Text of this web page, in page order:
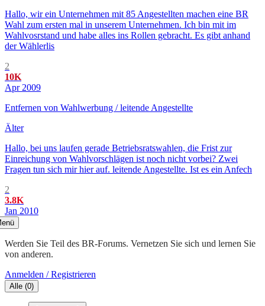
Hallo, wir ein Unternehmen mit 85 Angestellten machen eine BR
Wahl zum ersten mal in unserem Unternehmen. Ich bin mit im
Wahlvosrstand und habe alles ins Rollen gebracht. Es gibt anhand
der Wählerlis
2
10K
Apr 2009
Entfernen von Wahlwerbung / leitende Angestellte
Älter
Hallo, bei uns laufen gerade Betriebsratswahlen, die Frist zur
Einreichung von Wahlvorschlägen ist noch nicht vorbei? Zwei
Fragen tun sich mir hier auf. leitende Angestellte. Ist es ein Anfech
2
3.8K
Jan 2010
Werden Sie Teil des BR-Forums. Vernetzen Sie sich und lernen Sie
von anderen.
Anmelden / Registrieren
Alle (0)